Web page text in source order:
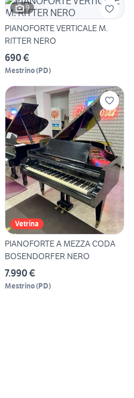
9
PIANOFORTE VERTICALE M.
RITTER NERO
690 €
Mestrino(PD)
Vetrina
PIANOFORTE A MEZZA CODA
BOSENDORFER NERO
7.990 €
Mestrino(PD)